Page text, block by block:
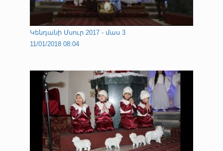
Կենդանի Մսուր 2017 - մաս 3
11/01/2018 08:04